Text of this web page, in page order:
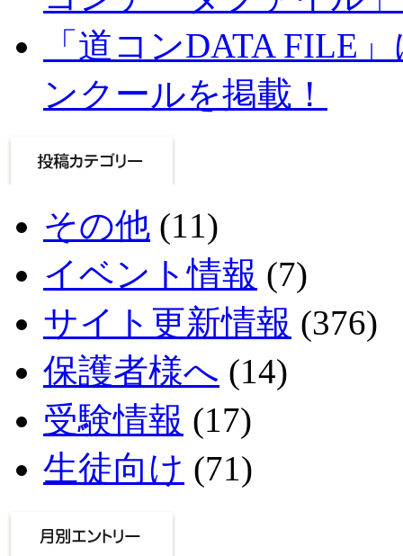
「道コンDATA FILE
ンクールを掲載！
その他 (11)
イベント情報 (7)
サイト更新情報 (376)
保護者様へ (14)
受験情報 (17)
生徒向け (71)